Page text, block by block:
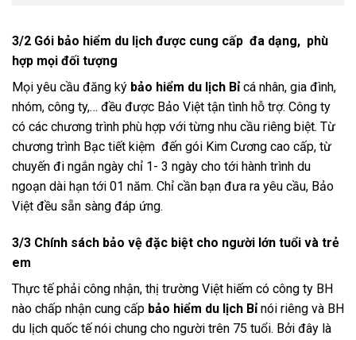
3/2 Gói bảo hiểm du lịch được cung cấp đa dạng, phù
hợp mọi đối tượng
Mọi yêu cầu đăng ký bảo hiểm du lịch Bỉcá nhân, gia đình,
nhóm, công ty,… đều được Bảo Việt tận tình hỗ trợ. Công ty
có các chương trình phù hợp với từng nhu cầu riêng biệt. Từ
chương trình Bạc tiết kiệm đến gói Kim Cương cao cấp, từ
chuyến đi ngắn ngày chỉ 1- 3 ngày cho tới hành trình du
ngoạn dài hạn tới 01 năm. Chỉ cần bạn đưa ra yêu cầu, Bảo
Việt đều sẵn sàng đáp ứng.
3/3 Chính sách bảo vệ đặc biệt cho người lớn tuổi và trẻ
em
Thực tế phải công nhận, thị trường Việt hiếm có công ty BH
nào chấp nhận cung cấp bảo hiểm du lịch Bỉnói riêng và BH
du lịch quốc tế nói chung cho người trên 75 tuổi. Bởi đây là